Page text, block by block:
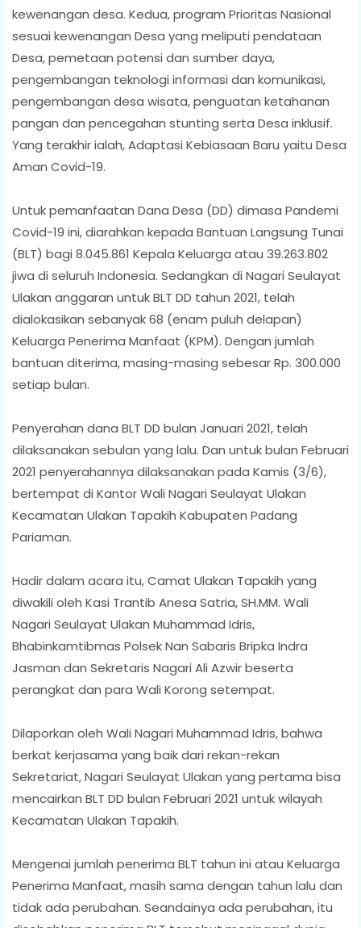
kewenangan desa. Kedua, program Prioritas Nasional
sesuai kewenangan Desa yang meliputi pendataan
Desa, pemetaan potensi dan sumber daya,
pengembangan teknologi informasi dan komunikasi,
pengembangan desa wisata, penguatan ketahanan
pangan dan pencegahan stunting serta Desa inklusif.
Yang terakhir ialah, Adaptasi Kebiasaan Baru yaitu Desa
Aman Covid-19.
Untuk pemanfaatan Dana Desa (DD) dimasa Pandemi
Covid-19 ini, diarahkan kepada Bantuan Langsung Tunai
(BLT) bagi 8.045.861 Kepala Keluarga atau 39.263.802
jiwa di seluruh Indonesia. Sedangkan di Nagari Seulayat
Ulakan anggaran untuk BLT DD tahun 2021, telah
dialokasikan sebanyak 68 (enam puluh delapan)
Keluarga Penerima Manfaat (KPM). Dengan jumlah
bantuan diterima, masing-masing sebesar Rp. 300.000
setiap bulan.
Penyerahan dana BLT DD bulan Januari 2021, telah
dilaksanakan sebulan yang lalu. Dan untuk bulan Februari
2021 penyerahannya dilaksanakan pada Kamis (3/6),
bertempat di Kantor Wali Nagari Seulayat Ulakan
Kecamatan Ulakan Tapakih Kabupaten Padang
Pariaman.
Hadir dalam acara itu, Camat Ulakan Tapakih yang
diwakili oleh Kasi Trantib Anesa Satria, SH.MM. Wali
Nagari Seulayat Ulakan Muhammad Idris,
Bhabinkamtibmas Polsek Nan Sabaris Bripka Indra
Jasman dan Sekretaris Nagari Ali Azwir beserta
perangkat dan para Wali Korong setempat.
Dilaporkan oleh Wali Nagari Muhammad Idris, bahwa
berkat kerjasama yang baik dari rekan-rekan
Sekretariat, Nagari Seulayat Ulakan yang pertama bisa
mencairkan BLT DD bulan Februari 2021 untuk wilayah
Kecamatan Ulakan Tapakih.
Mengenai jumlah penerima BLT tahun ini atau Keluarga
Penerima Manfaat, masih sama dengan tahun lalu dan
tidak ada perubahan. Seandainya ada perubahan, itu